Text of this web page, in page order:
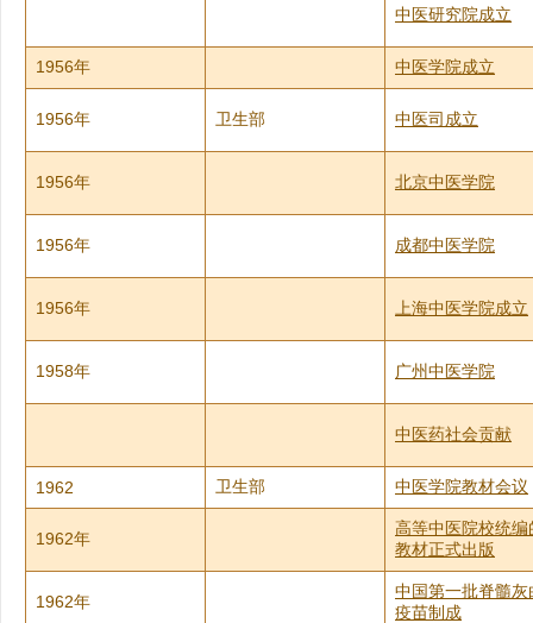
中医研究院成立
1956年 中医学院成立
1956年 卫生部 中医司成立
1956年 北京中医学院
1956年 成都中医学院
1956年 上海中医学院成立
1958年 广州中医学院
中医药社会贡献
1962 卫生部 中医学院教材会议
1962年
高等中医院校统
教材正式出版
1962年
中国第一批脊髓
疫苗制成